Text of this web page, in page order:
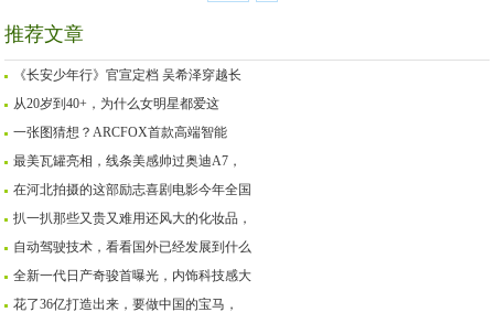
推荐文章
《长安少年行》官宣定档 吴希泽穿越长
从20岁到40+，为什么女明星都爱这
一张图猜想？ARCFOX首款高端智能
最美瓦罐亮相，线条美感帅过奥迪A7，
在河北拍摄的这部励志喜剧电影今年全国
扒一扒那些又贵又难用还风大的化妆品，
自动驾驶技术，看看国外已经发展到什么
全新一代日产奇骏首曝光，内饰科技感大
花了36亿打造出来，要做中国的宝马，